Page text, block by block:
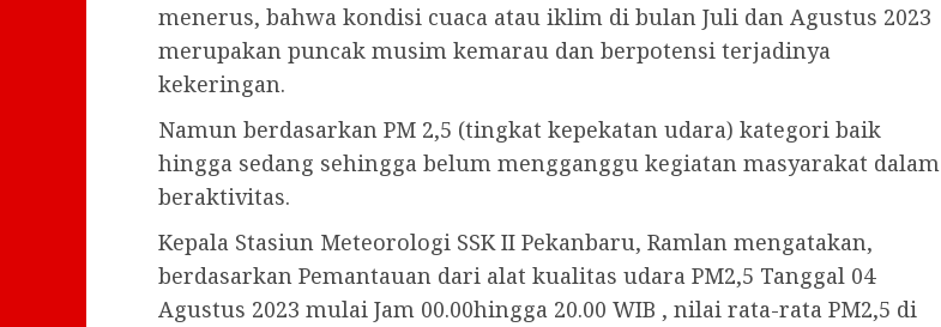
menerus, bahwa kondisi cuaca atau iklim di bulan Juli dan Agustus 2023
merupakan puncak musim kemarau dan berpotensi terjadinya
kekeringan.
Namun berdasarkan PM 2,5 (tingkat kepekatan udara) kategori baik
hingga sedang sehingga belum mengganggu kegiatan masyarakat dalam
beraktivitas.
Kepala Stasiun Meteorologi SSK II Pekanbaru, Ramlan mengatakan,
berdasarkan Pemantauan dari alat kualitas udara PM2,5 Tanggal 04
Agustus 2023 mulai Jam 00.00hingga 20.00 WIB , nilai rata-rata PM2,5 di